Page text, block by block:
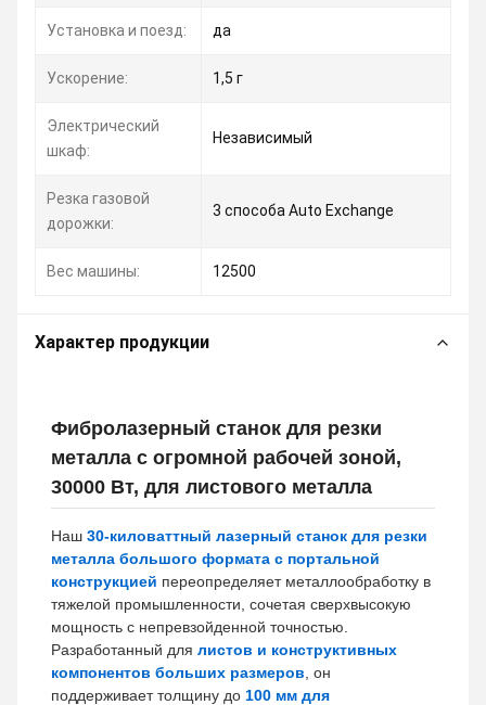
Установка и поезд: да
Ускорение: 1,5 г
Электрический
шкаф:
Независимый
Резка газовой
дорожки:
3 способа Auto Exchange
Вес машины: 12500
Характер продукции
Фибролазерный станок для резки
металла с огромной рабочей зоной,
30000 Вт, для листового металла
Наш 30-киловаттный лазерный станок для резки
металла большого формата с портальной
конструкцией переопределяет металлообработку в
тяжелой промышленности, сочетая сверхвысокую
мощность с непревзойденной точностью.
Разработанный для листов и конструктивных
компонентов больших размеров , он
поддерживает толщину до 100 мм для